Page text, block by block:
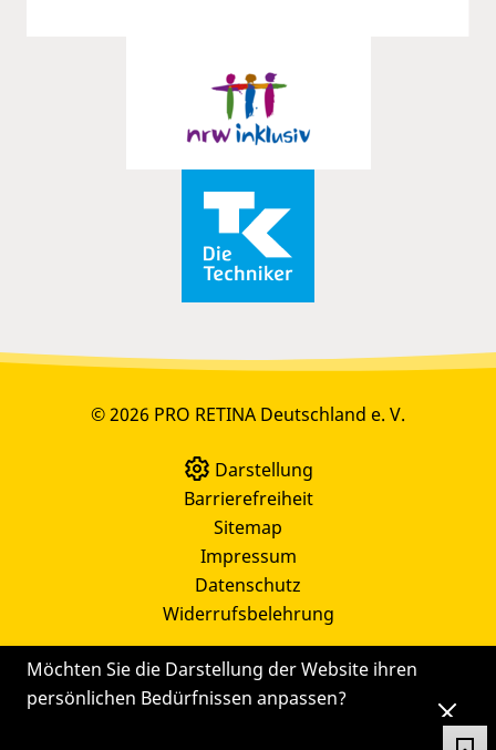
Möchten Sie die Darstellung der Website ihren
persönlichen Bedürfnissen anpassen?
© 2026 PRO RETINA Deutschland e. V.
Darstellung
Barrierefreiheit
Sitemap
Impressum
Datenschutz
Widerrufsbelehrung